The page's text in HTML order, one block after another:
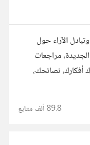
الآراء حول
مراجعات
أفكارك، نصائحك،
89.8 ألف متابع